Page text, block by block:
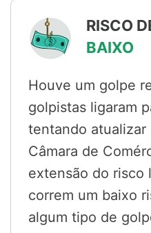
RISCO
BAIXO
Houve um golpe
golpistas ligaram
tentando atualizar
Câmara de
extensão do risco
correm um baixo
algum tipo de